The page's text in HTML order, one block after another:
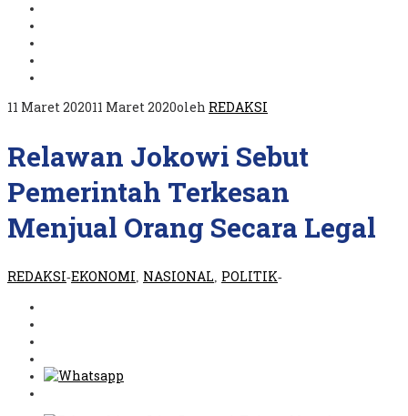
11 Maret 202011 Maret 2020oleh REDAKSI
Relawan Jokowi Sebut
Pemerintah Terkesan
Menjual Orang Secara Legal
REDAKSI-EKONOMI NASIONAL POLITIK-